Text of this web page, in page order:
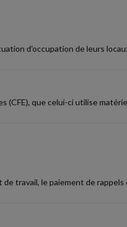
d'occupation de leurs
(CFE), que celui-ci utilise
travail, le paiement de rappels